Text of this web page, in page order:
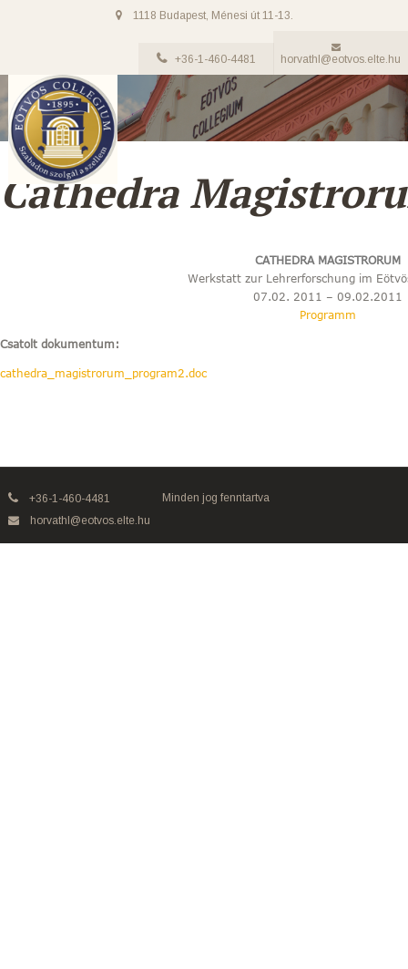
1118 Budapest, Ménesi út 11-13.
+36-1-460-4481 horvathl@eotvos.elte.hu
Cathedra
CATHEDRA MAGISTRORUM
Werkstatt zur Lehrerforschung im
07.02. 2011 – 09.02.2011
Programm
Csatolt dokumentum:
cathedra_magistrorum_program2.doc
+36-1-460-4481
horvathl@eotvos.elte.hu
Minden jog fenntartva